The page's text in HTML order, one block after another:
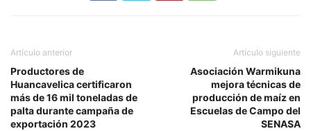
Artículo anterior
Productores de
Huancavelica certificaron
más de 16 mil toneladas de
palta durante campaña de
exportación 2023
Artículo siguiente
Asociación Warmikuna
mejora técnicas de
producción de maíz en
Escuelas de Campo del
SENASA